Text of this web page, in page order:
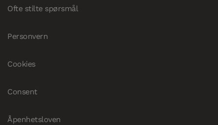
Ofte stilte spørsmål
Personvern
Cookies
Consent
Åpenhetsloven